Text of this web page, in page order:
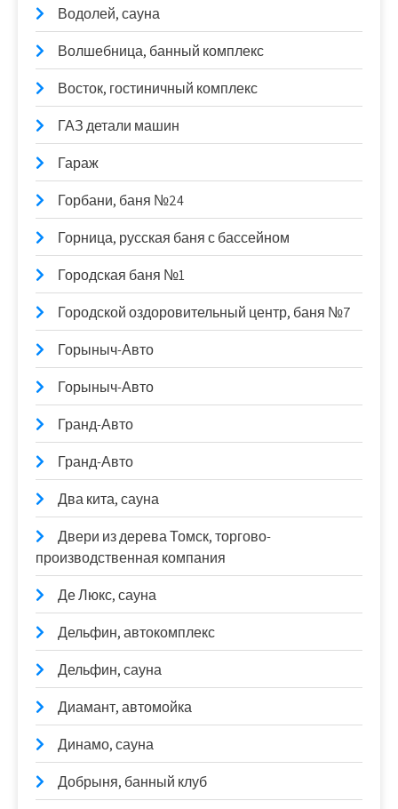
Водолей, сауна
Волшебница, банный комплекс
Восток, гостиничный комплекс
ГАЗ детали машин
Гараж
Горбани, баня №24
Горница, русская баня с бассейном
Городская баня №1
Городской оздоровительный центр, баня №7
Горыныч-Авто
Горыныч-Авто
Гранд-Авто
Гранд-Авто
Два кита, сауна
Двери из дерева Томск, торгово-
производственная компания
Де Люкс, сауна
Дельфин, автокомплекс
Дельфин, сауна
Диамант, автомойка
Динамо, сауна
Добрыня, банный клуб